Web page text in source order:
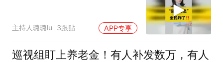
主持人璐璐lu 3跟贴 APP专享
巡视组盯上养老金！有人补发数万，有人